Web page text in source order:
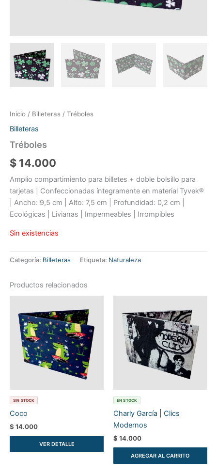
Inicio / Billeteras / Tréboles
Billeteras
Tréboles
$ 14.000
Amplio compartimiento para billetes + doble bolsillo para
tarjetas | Confeccionadas íntegramente en material Tyvek®
| Ancho: 9,5 cm | Alto: 7,5 cm | Profundidad: 0,2 cm |
Ecológicas | Livianas | Impermeables | Irrompibles
Sin existencias
Categoría: Billeteras Etiqueta: Naturaleza
Productos relacionados
SIN STOCK
Coco
$ 14.000
VER DETALLE
EN STOCK
Charly García | Clics
Modernos
$ 14.000
AGREGAR AL CARRITO